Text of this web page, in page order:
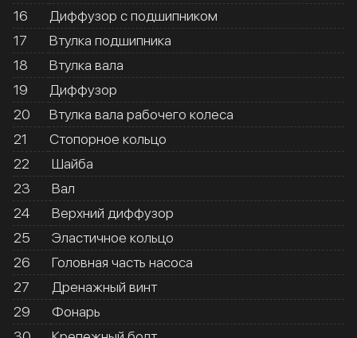
16
Диффузор с подшипником
17
Втулка подшипника
18
Втулка вала
19
Диффузор
20
Втулка вала рабочего колеса
21
Стопорное кольцо
22
Шайба
23
Вал
24
Верхний диффузор
25
Эластичное кольцо
26
Головная часть насоса
27
Дренажный винт
29
Фонарь